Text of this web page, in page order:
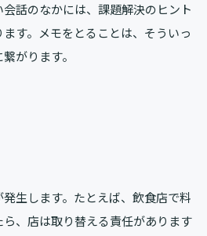
話のなかには、課題解決のヒント
す。メモをとることは、そういっ
がります。
発生します。たとえば、飲食店で料
、店は取り替える責任があります